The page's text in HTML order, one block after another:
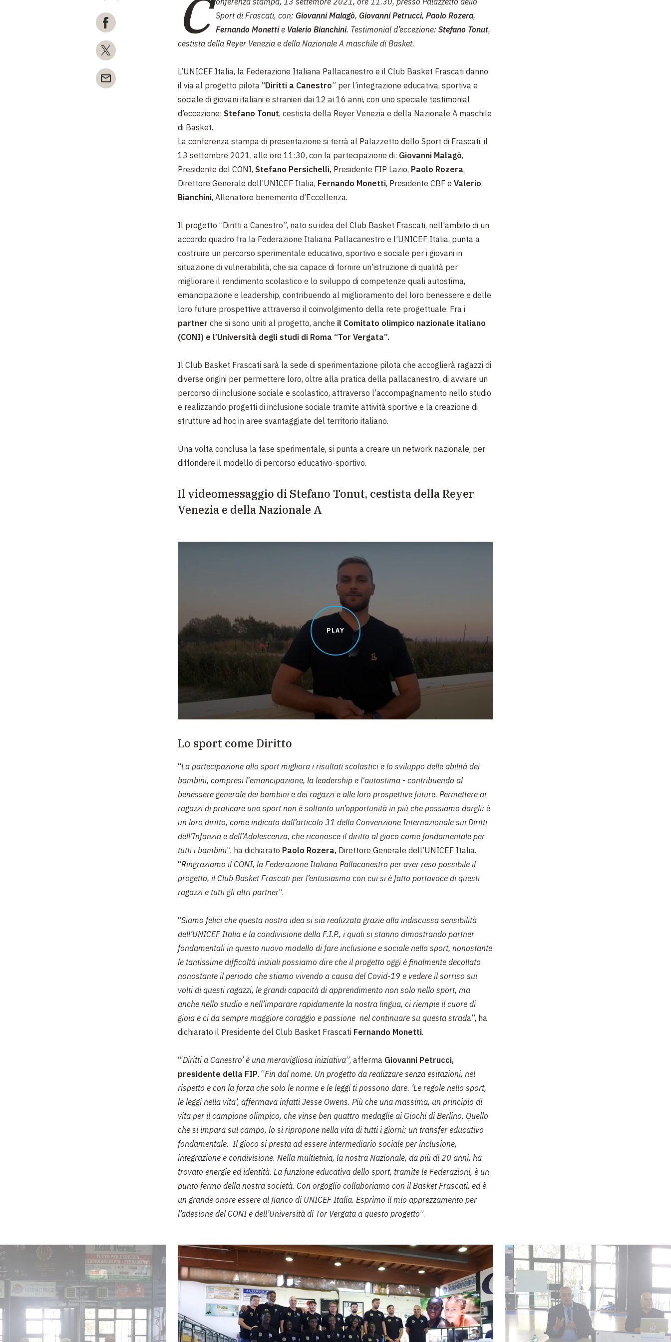
C Sport di Frascati, con: Giovanni Malagò, Giovanni Petrucci, Paolo Rozera,
Fernando Monettie Valerio Bianchini. Testimonial d’eccezione: Stefano Tonut,
cestista della Reyer Venezia e della Nazionale A maschile di Basket.
L’UNICEF Italia, la Federazione Italiana Pallacanestro e il Club Basket Frascati danno
il via al progetto pilota “Diritti a Canestro” per l’integrazione educativa, sportiva e
sociale di giovani italiani e stranieri dai 12 ai 16 anni, con uno speciale testimonial
d’eccezione: Stefano Tonut, cestista della Reyer Venezia e della Nazionale A maschile
di Basket.
La conferenza stampa di presentazione si terrà al Palazzetto dello Sport di Frascati, il
13 settembre 2021, alle ore 11:30, con la partecipazione di: Giovanni Malagò,
Presidente del CONI, Stefano Persichelli, Presidente FIP Lazio, Paolo Rozera,
Direttore Generale dell’UNICEF Italia, Fernando Monetti, Presidente CBF e Valerio
Bianchini, Allenatore benemerito d’Eccellenza.
Il progetto “Diritti a Canestro”, nato su idea del Club Basket Frascati, nell’ambito di un
accordo quadro fra la Federazione Italiana Pallacanestro e l’UNICEF Italia, punta a
costruire un percorso sperimentale educativo, sportivo e sociale per i giovani in
situazione di vulnerabilità, che sia capace di fornire un’istruzione di qualità per
migliorare il rendimento scolastico e lo sviluppo di competenze quali autostima,
emancipazione e leadership, contribuendo al miglioramento del loro benessere e delle
loro future prospettive attraverso il coinvolgimento della rete progettuale. Fra i
partner che si sono uniti al progetto, anche il Comitato olimpico nazionale italiano
(CONI) e l’Università degli studi di Roma “Tor Vergata”.
Il Club Basket Frascati sarà la sede di sperimentazione pilota che accoglierà ragazzi di
diverse origini per permettere loro, oltre alla pratica della pallacanestro, di avviare un
percorso di inclusione sociale e scolastico, attraverso l’accompagnamento nello studio
e realizzando progetti di inclusione sociale tramite attività sportive e la creazione di
strutture ad hoc in aree svantaggiate del territorio italiano.
Una volta conclusa la fase sperimentale, si punta a creare un network nazionale, per
diffondere il modello di percorso educativo-sportivo.
Il videomessaggio di Stefano Tonut, cestista della Reyer
Venezia e della Nazionale A
PLAY
Lo sport come Diritto
“La partecipazione allo sport migliora i risultati scolastici e lo sviluppo delle abilità dei
bambini, compresi l'emancipazione, la leadership e l'autostima - contribuendo al
benessere generale dei bambini e dei ragazzi e alle loro prospettive future. Permettere ai
ragazzi di praticare uno sport non è soltanto un’opportunità in più che possiamo dargli: è
un loro diritto, come indicato dall’articolo 31 della Convenzione Internazionale sui Diritti
dell’Infanzia e dell’Adolescenza, che riconosce il diritto al gioco come fondamentale per
tutti i bambini”, ha dichiarato Paolo Rozera, Direttore Generale dell’UNICEF Italia.
“Ringraziamo il CONI, la Federazione Italiana Pallacanestro per aver reso possibile il
progetto, il Club Basket Frascati per l’entusiasmo con cui si è fatto portavoce di questi
ragazzi e tutti gli altri partner”.
“Siamo felici che questa nostra idea si sia realizzata grazie alla indiscussa sensibilità
dell’UNICEF Italia e la condivisione della F.I.P., i quali si stanno dimostrando partner
fondamentali in questo nuovo modello di fare inclusione e sociale nello sport, nonostante
le tantissime difficoltà iniziali possiamo dire che il progetto oggi è finalmente decollato
nonostante il periodo che stiamo vivendo a causa del Covid-19 e vedere il sorriso sui
volti di questi ragazzi, le grandi capacità di apprendimento non solo nello sport, ma
anche nello studio e nell’imparare rapidamente la nostra lingua, ci riempie il cuore di
gioia e ci da sempre maggiore coraggio e passione nel continuare su questa strada”, ha
dichiarato il Presidente del Club Basket Frascati Fernando Monetti.
“‘Diritti a Canestro’ è una meravigliosa iniziativa”, afferma Giovanni Petrucci,
presidente della FIP. “Fin dal nome. Un progetto da realizzare senza esitazioni, nel
rispetto e con la forza che solo le norme e le leggi ti possono dare. ‘Le regole nello sport,
le leggi nella vita’, affermava infatti Jesse Owens. Più che una massima, un principio di
vita per il campione olimpico, che vinse ben quattro medaglie ai Giochi di Berlino. Quello
che si impara sul campo, lo si ripropone nella vita di tutti i giorni: un transfer educativo
fondamentale. Il gioco si presta ad essere intermediario sociale per inclusione,
integrazione e condivisione. Nella multietnia, la nostra Nazionale, da più di 20 anni, ha
trovato energie ed identità. La funzione educativa dello sport, tramite le Federazioni, è un
punto fermo della nostra società. Con orgoglio collaboriamo con il Basket Frascati, ed è
un grande onore essere al fianco di UNICEF Italia. Esprimo il mio apprezzamento per
l’adesione del CONI e dell’Università di Tor Vergata a questo progetto”.